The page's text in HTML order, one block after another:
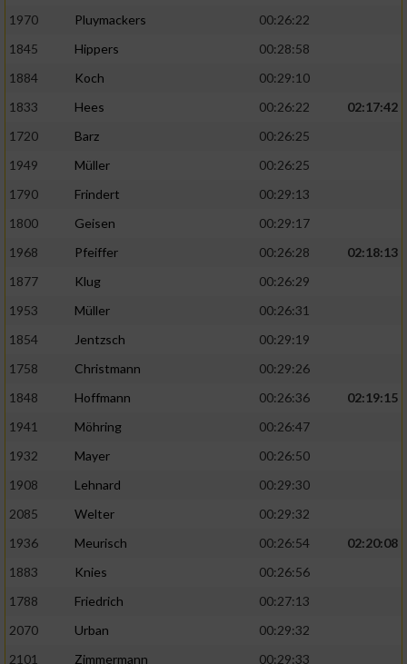
1970
Pluymackers
00:26:22
1845
Hippers
00:28:58
1884
Koch
00:29:10
1833
Hees 00:26:22
02:17:42
1720
Barz
00:26:25
1949
Müller
00:26:25
1790
Frindert
00:29:13
1800
Geisen
00:29:17
1968
Pfeiffer 00:26:28
02:18:13
1877
Klug
00:26:29
1953
Müller
00:26:31
1854
Jentzsch
00:29:19
1758
Christmann
00:29:26
1848
Hoffmann 00:26:36
02:19:15
1941
Möhring
00:26:47
1932
Mayer
00:26:50
1908
Lehnard
00:29:30
2085
Welter
00:29:32
1936
Meurisch 00:26:54
02:20:08
1883
Knies
00:26:56
1788
Friedrich
00:27:13
2070
Urban
00:29:32
2101
Zimmermann
00:29:33